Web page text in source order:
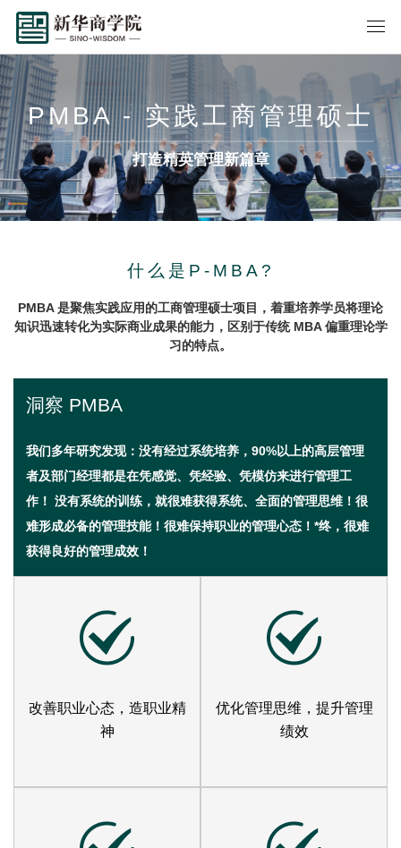
PMBA - 实践工商管理硕士
打造精英管理新篇章
什么是P-MBA?
PMBA 是聚焦实践应用的工商管理硕士项目，着重培养学员将理论
知识迅速转化为实际商业成果的能力，区别于传统 MBA 偏重理论学
习的特点。
洞察 PMBA
我们多年研究发现：没有经过系统培养，90%以上的高层管理
者及部门经理都是在凭感觉、凭经验、凭模仿来进行管理工
作！ 没有系统的训练，就很难获得系统、全面的管理思维！很
难形成必备的管理技能！很难保持职业的管理心态！*终，很难
获得良好的管理成效！
改善职业心态，造职业精
神
优化管理思维，提升管理
绩效